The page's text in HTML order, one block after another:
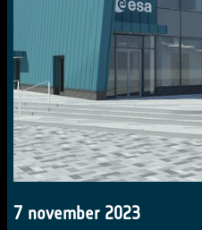
7 november 2023